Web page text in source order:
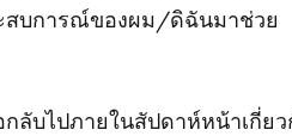
สบการณ์ของผม/ดิฉันมาช่วย
ลับไปภายในสัปดาห์หน้าเกี่ย